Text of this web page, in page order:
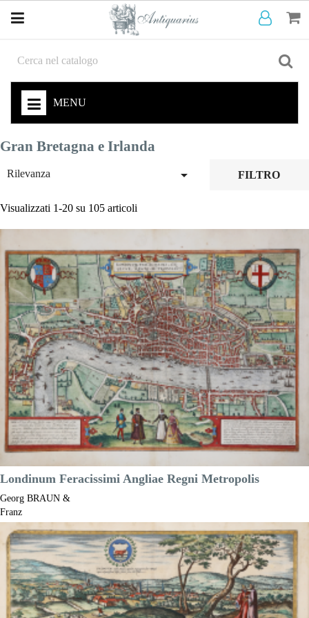
MENU
Gran Bretagna e Irlanda
Rilevanza  FILTRO
Visualizzati 1-20 su 105 articoli
Londinum Feracissimi Angliae Regni Metropolis
Georg BRAUN &
Franz
HOGENBERG
Riferimento:
S49238.1
Misure:
485 x 335 mm
Anno:
1572 ca.
Luogo di Stampa:
Anversa e Colonia
Prezzo
NON DISPONIBILE